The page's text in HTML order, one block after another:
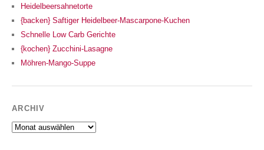
Heidelbeersahnetorte
{backen} Saftiger Heidelbeer-Mascarpone-Kuchen
Schnelle Low Carb Gerichte
{kochen} Zucchini-Lasagne
Möhren-Mango-Suppe
ARCHIV
Archiv